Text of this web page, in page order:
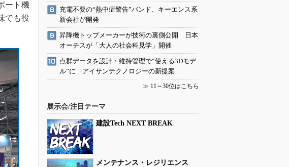
ート機
でも役
充電不要の“熱中症警告”バンド、キーエンス系
新会社が開発
昇降機トップメーカーが技術の裏側公開 日本
オーチスが「大人の社会科見学」開催
点群データを設計・維持管理で“使える3Dモデ
ル”に アイサンテクノロジーの新提案
≫ 11～30位はこちら
展示会/注目テーマ
建設Tech NEXT BREAK
メンテナンス・レジリエンス